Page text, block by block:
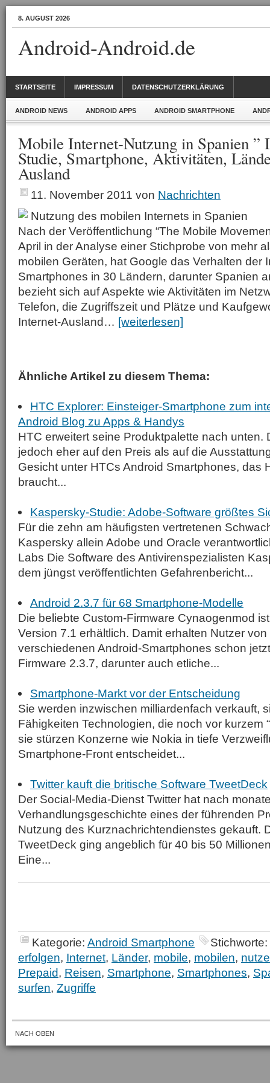
8. AUGUST 2026
Android-Android.de
STARTSEITE IMPRESSUM DATENSCHUTZERKLÄRUNG
ANDROID NEWS ANDROID APPS ANDROID SMARTPHONE
Mobile Internet-Nutzung in Spanien ”
Studie, Smartphone, Aktivitäten,
Ausland
11. November 2011 von Nachrichten
Nutzung des mobilen Internets in Spanien
Nach der Veröffentlichung “The Mobile
April in der Analyse einer Stichprobe von mehr
mobilen Geräten, hat Google das Verhalten der
Smartphones in 30 Ländern, darunter Spanien
bezieht sich auf Aspekte wie Aktivitäten im
Telefon, die Zugriffszeit und Plätze und
Internet-Ausland… [weiterlesen]
Ähnliche Artikel zu diesem Thema:
HTC Explorer: Einsteiger-Smartphone zum
Android Blog zu Apps & Handys
HTC erweitert seine Produktpalette nach unten.
jedoch eher auf den Preis als auf die
Gesicht unter HTCs Android Smartphones, das
braucht...
Kaspersky-Studie: Adobe-Software größtes
Für die zehn am häufigsten vertretenen
Kaspersky allein Adobe und Oracle
Labs Die Software des Antivirenspezialisten
dem jüngst veröffentlichten Gefahrenbericht...
Android 2.3.7 für 68 Smartphone-Modelle
Die beliebte Custom-Firmware Cynaogenmod
Version 7.1 erhältlich. Damit erhalten Nutzer
verschiedenen Android-Smartphones schon
Firmware 2.3.7, darunter auch etliche...
Smartphone-Markt vor der Entscheidung
Sie werden inzwischen milliardenfach verkauft,
Fähigkeiten Technologien, die noch vor kurzem
sie stürzen Konzerne wie Nokia in tiefe
Smartphone-Front entscheidet...
Twitter kauft die britische Software TweetDeck
Der Social-Media-Dienst Twitter hat nach
Verhandlungsgeschichte eines der führenden
Nutzung des Kurznachrichtendienstes gekauft.
TweetDeck ging angeblich für 40 bis 50
Eine...
Kategorie: Android Smartphone
Stichworte:
erfolgen, Internet, Länder, mobile, mobilen,
Prepaid, Reisen, Smartphone, Smartphones,
surfen, Zugriffe
NACH OBEN